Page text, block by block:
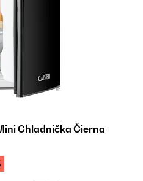
Chladnička Čierna